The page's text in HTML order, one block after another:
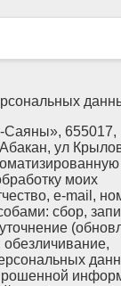
655017,
ул
моих
e-mail,
сбор,